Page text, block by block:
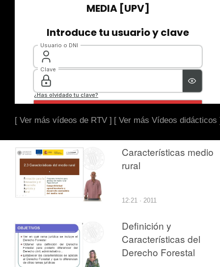
[ Ver más vídeos de RTV ] [ Ver más Vídeos didácticos
Características medio
rural
12:21 · 2011
Definición y
Características del
Derecho Forestal